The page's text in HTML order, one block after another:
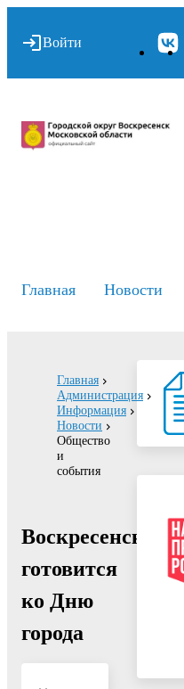
Войти
Главная Новости
Главная
Администрация
Информация
Новости
Общество
и
события
Воскресенск
готовится
ко Дню
города